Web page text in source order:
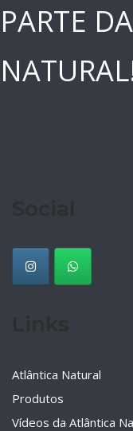
PARTE
Atlântica Natural
Produtos
Vídeos da Atlântica